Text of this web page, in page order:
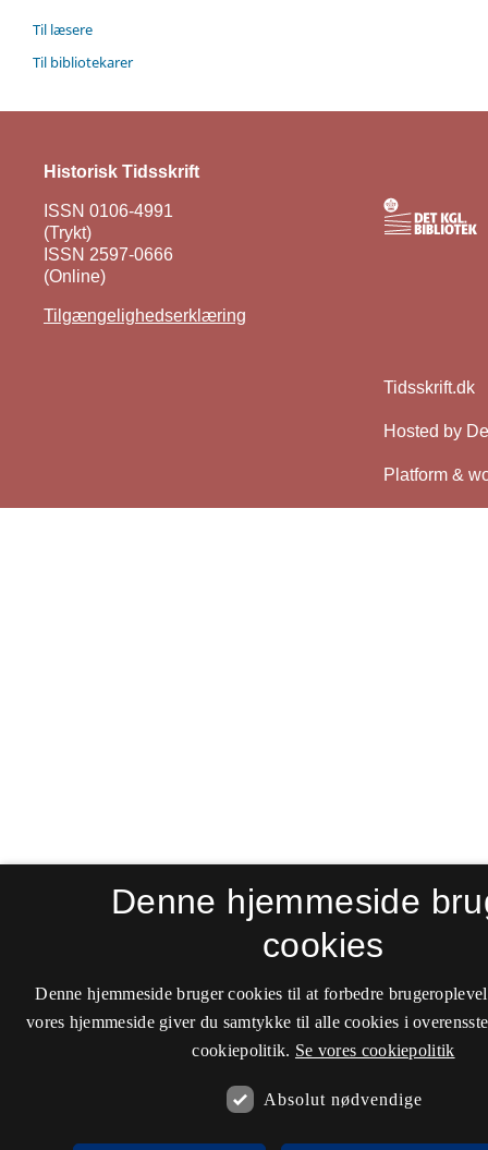
Til læsere
Til bibliotekarer
Historisk Tidsskrift
ISSN 0106-4991
(Trykt)
ISSN 2597-0666
(Online)
Tilgængelighedserklæring
Denne hjemmeside
cookies
Denne hjemmeside bruger cookies til at forbedre
vores hjemmeside giver du samtykke til alle cookies i
cookiepolitik. Se vores cookiepolitik
Absolut nødvendige